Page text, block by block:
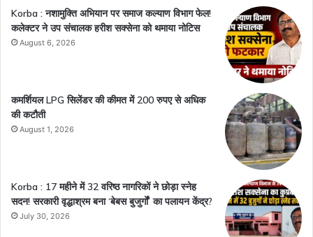
Korba : नशामुक्ति अभियान पर समाज कल्याण विभाग फेल!
कलेक्टर ने उप संचालक हरीश सक्सेना को थमाया नोटिस
August 6, 2026
कमर्शियल LPG सिलेंडर की कीमत में 200 रुपए से अधिक
की कटौती
August 1, 2026
Korba : 17 महीने में 32 वरिष्ठ नागरिकों ने छोड़ा स्नेह
सदन! सरकारी वृद्धाश्रम बना ‘बेबस बुजुर्गों’ का पलायन केंद्र?
July 30, 2026